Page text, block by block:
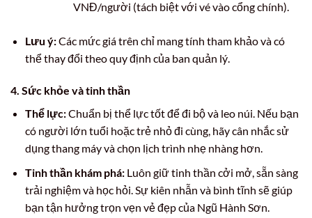
VNĐ/người (tách biệt với vé vào cổng chính).
Lưu ý:Các mức giá trên chỉ mang tính tham khảo và có
thể thay đổi theo quy định của ban quản lý.
4. Sức khỏe và tinh thần
Thể lực:Chuẩn bị thể lực tốt để đi bộ và leo núi. Nếu bạn
có người lớn tuổi hoặc trẻ nhỏ đi cùng, hãy cân nhắc sử
dụng thang máy và chọn lịch trình nhẹ nhàng hơn.
Tinh thần khám phá:Luôn giữ tinh thần cởi mở, sẵn sàng
trải nghiệm và học hỏi. Sự kiên nhẫn và bình tĩnh sẽ giúp
bạn tận hưởng trọn vẹn vẻ đẹp của Ngũ Hành Sơn.